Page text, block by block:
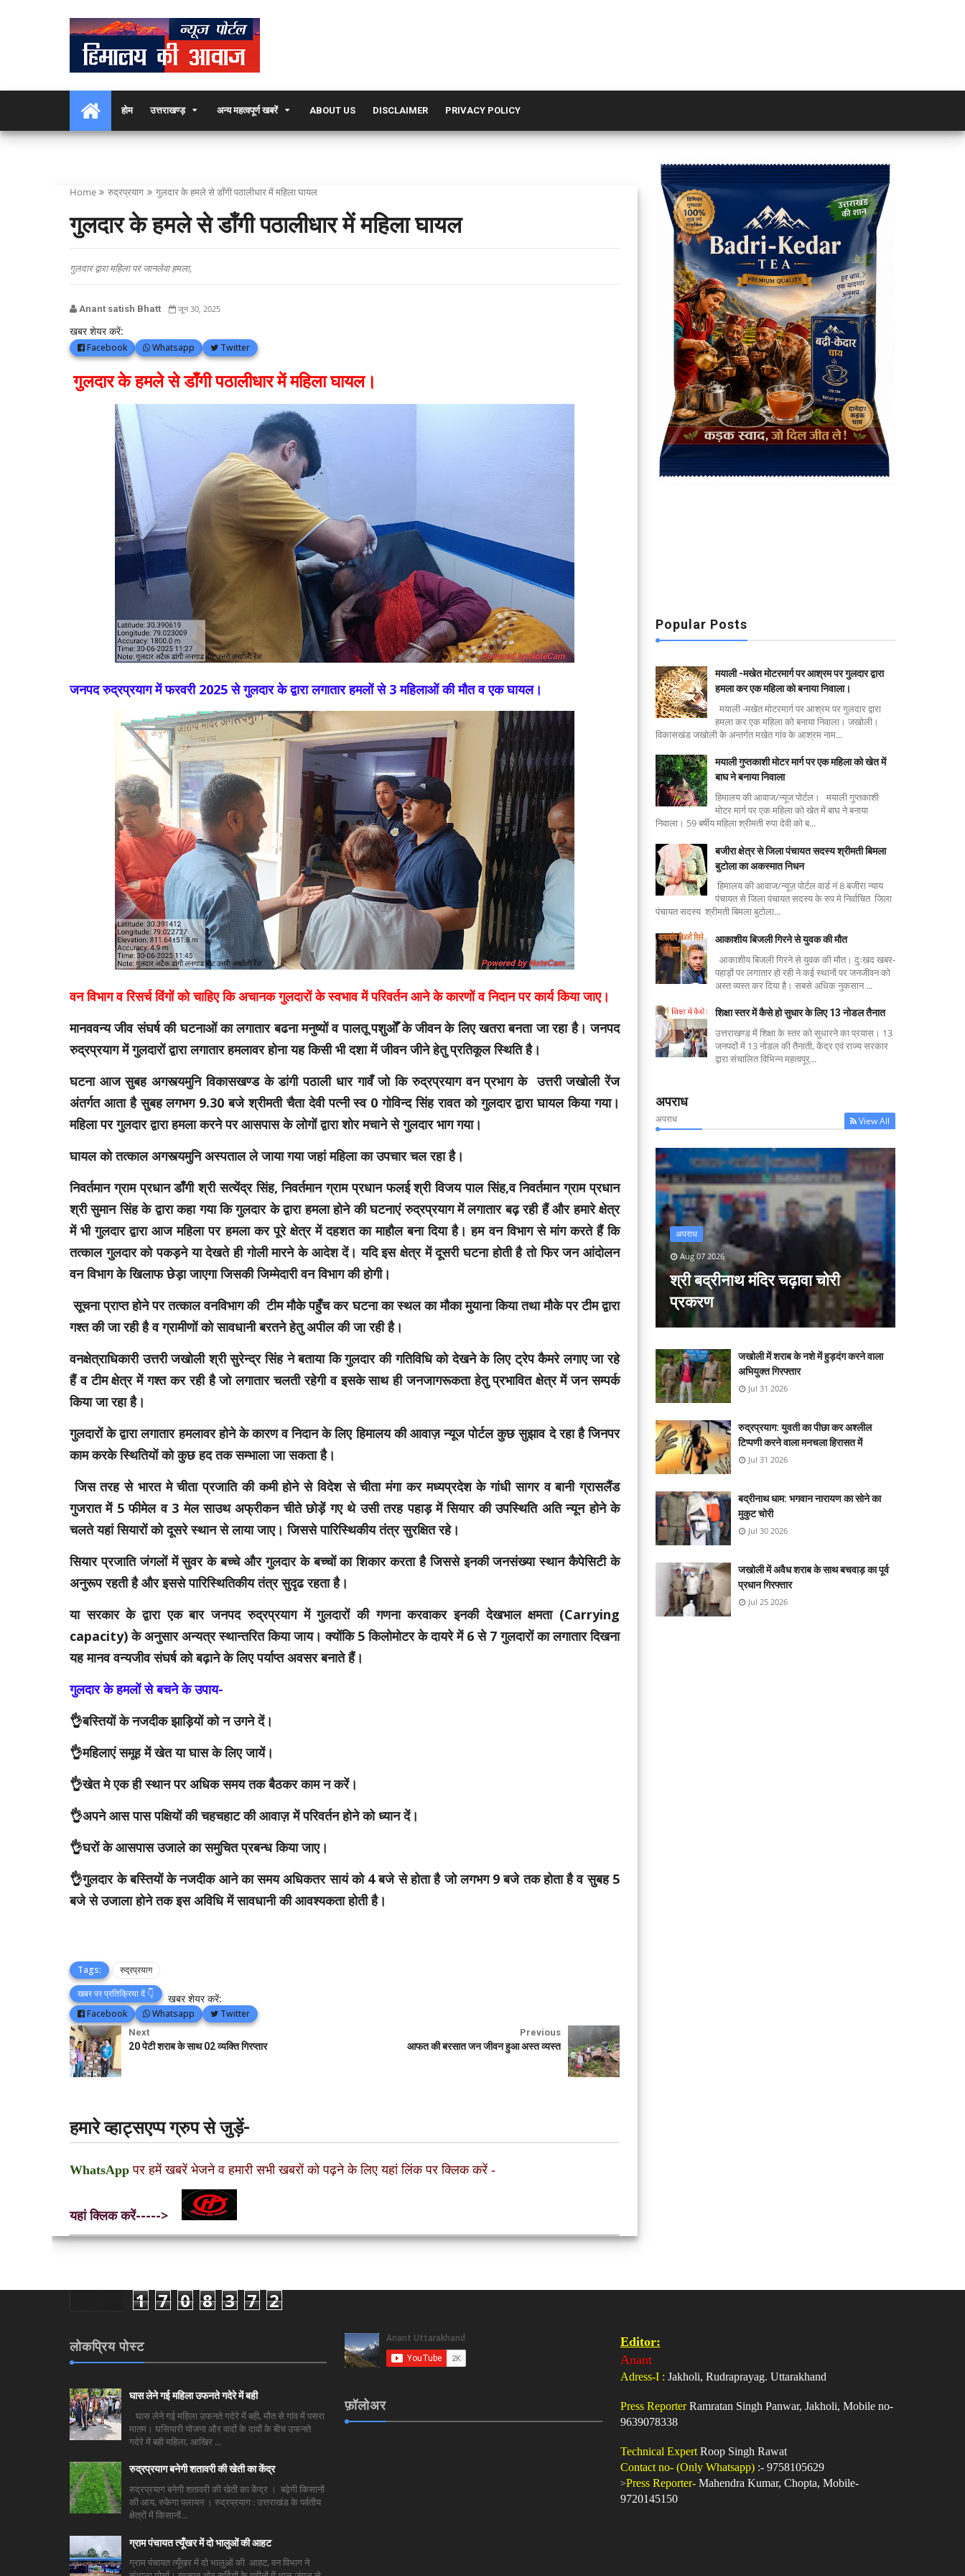
होम उत्तराखण्ड़ अन्य महत्वपूर्ण खबरें ABOUT US DISCLAIMER PRIVACY POLICY
Home रुद्रप्रयाग गुलदार के हमले से डाँगी पठालीधार में महिला घायल
गुलदार के हमले से डाँगी पठालीधार में महिला घायल
गुलदार द्वारा महिला पर जानलेवा हमला,
Anant satish Bhatt जून 30, 2025
खबर शेयर करें:
Facebook Whatsapp Twitter
गुलदार के हमले से डाँगी पठालीधार में महिला घायल।
जनपद रुद्रप्रयाग में फरवरी 2025 से गुलदार के द्वारा लगातार हमलों से 3 महिलाओं की मौत व एक घायल।
वन विभाग व रिसर्च विंगों को चाहिए कि अचानक गुलदारों के स्वभाव में परिवर्तन आने के कारणों व निदान पर कार्य किया जाए।
मानववन्य जीव संघर्ष की घटनाओं का लगातार बढना मनुष्यों व पालतू पशुओँ के जीवन के लिए खतरा बनता जा रहा है। जनपद
रुद्रप्रयाग में गुलदारों द्वारा लगातार हमलावर होना यह किसी भी दशा में जीवन जीने हेतु प्रतिकूल स्थिति है।
घटना आज सुबह अगस्त्यमुनि विकासखण्ड के डांगी पठाली धार गावँ जो कि रुद्रप्रयाग वन प्रभाग के उत्तरी जखोली रेंज
अंतर्गत आता है सुबह लगभग 9.30 बजे श्रीमती चैता देवी पत्नी स्व 0 गोविन्द सिंह रावत को गुलदार द्वारा घायल किया गया।
महिला पर गुलदार द्वारा हमला करने पर आसपास के लोगों द्वारा शोर मचाने से गुलदार भाग गया।
घायल को तत्काल अगस्त्यमुनि अस्पताल ले जाया गया जहां महिला का उपचार चल रहा है।
निवर्तमान ग्राम प्रधान डाँगी श्री सत्येंद्र सिंह, निवर्तमान ग्राम प्रधान फलई श्री विजय पाल सिंह,व निवर्तमान ग्राम प्रधान
श्री सुमान सिंह के द्वारा कहा गया कि गुलदार के द्वारा हमला होने की घटनाएं रुद्रप्रयाग में लगातार बढ़ रही हैं और हमारे क्षेत्र
में भी गुलदार द्वारा आज महिला पर हमला कर पूरे क्षेत्र में दहशत का माहौल बना दिया है। हम वन विभाग से मांग करते हैं कि
तत्काल गुलदार को पकड़ने या देखते ही गोली मारने के आदेश दें। यदि इस क्षेत्र में दूसरी घटना होती है तो फिर जन आंदोलन
वन विभाग के खिलाफ छेड़ा जाएगा जिसकी जिम्मेदारी वन विभाग की होगी।
सूचना प्राप्त होने पर तत्काल वनविभाग की टीम मौके पहुँच कर घटना का स्थल का मौका मुयाना किया तथा मौके पर टीम द्वारा
गश्त की जा रही है व ग्रामीणों को सावधानी बरतने हेतु अपील की जा रही है।
वनक्षेत्राधिकारी उत्तरी जखोली श्री सुरेन्द्र सिंह ने बताया कि गुलदार की गतिविधि को देखने के लिए ट्रेप कैमरे लगाए जा रहे
हैं व टीम क्षेत्र में गश्त कर रही है जो लगातार चलती रहेगी व इसके साथ ही जनजागरूकता हेतु प्रभावित क्षेत्र में जन सम्पर्क
किया जा रहा है।
गुलदारों के द्वारा लगातार हमलावर होने के कारण व निदान के लिए हिमालय की आवाज़ न्यूज पोर्टल कुछ सुझाव दे रहा है जिनपर
काम करके स्थितियों को कुछ हद तक सम्भाला जा सकता है।
जिस तरह से भारत मे चीता प्रजाति की कमी होने से विदेश से चीता मंगा कर मध्यप्रदेश के गांधी सागर व बानी ग्रासलैंड
गुजरात में 5 फीमेल व 3 मेल साउथ अफ्रीकन चीते छोड़ें गए थे उसी तरह पहाड़ में सियार की उपस्थिति अति न्यून होने के
चलते यहां सियारों को दूसरे स्थान से लाया जाए। जिससे पारिस्थिकीय तंत्र सुरक्षित रहे।
सियार प्रजाति जंगलों में सुवर के बच्चे और गुलदार के बच्चों का शिकार करता है जिससे इनकी जनसंख्या स्थान कैपेसिटी के
अनुरूप रहती है और इससे पारिस्थितिकीय तंत्र सुदृढ रहता है।
या सरकार के द्वारा एक बार जनपद रुद्रप्रयाग में गुलदारों की गणना करवाकर इनकी देखभाल क्षमता (Carrying
capacity) के अनुसार अन्यत्र स्थान्तरित किया जाय। क्योंकि 5 किलोमोटर के दायरे में 6 से 7 गुलदारों का लगातार दिखना
यह मानव वन्यजीव संघर्ष को बढ़ाने के लिए पर्याप्त अवसर बनाते हैं।
गुलदार के हमलों से बचने के उपाय-
👌बस्तियों के नजदीक झाड़ियों को न उगने दें।
👌महिलाएं समूह में खेत या घास के लिए जायें।
👌खेत मे एक ही स्थान पर अधिक समय तक बैठकर काम न करें।
👌अपने आस पास पक्षियों की चहचहाट की आवाज़ में परिवर्तन होने को ध्यान दें।
👌घरों के आसपास उजाले का समुचित प्रबन्ध किया जाए।
👌गुलदार के बस्तियों के नजदीक आने का समय अधिकतर सायं को 4 बजे से होता है जो लगभग 9 बजे तक होता है व सुबह 5
बजे से उजाला होने तक इस अविधि में सावधानी की आवश्यकता होती है।
Tags:
रुद्रप्रयाग
खबर पर प्रतिक्रिया दें 👇
खबर शेयर करें:
Facebook Whatsapp Twitter
Next
20 पेटी शराब के साथ 02 व्यक्ति गिरप्तार
Previous
आफत की बरसात जन जीवन हुआ अस्त व्यस्त
हमारे व्हाट्सएप्प ग्रुप से जुड़ें-
WhatsApp पर हमें खबरें भेजने व हमारी सभी खबरों को पढ़ने के लिए यहां लिंक पर क्लिक करें -
यहां क्लिक करें----->
Popular Posts
मयाली -मखेत मोटरमार्ग पर आश्रम पर गुलदार द्वारा
हमला कर एक महिला को बनाया निवाला।
मयाली -मखेत मोटरमार्ग पर आश्रम पर गुलदार द्वारा
हमला कर एक महिला को बनाया निवाला। जखोली।
विकासखंड जखोली के अन्तर्गत मखेत गांव के आश्रम नाम...
मयाली गुप्तकाशी मोटर मार्ग पर एक महिला को खेत में
बाघ ने बनाया निवाला
हिमालय की आवाज/न्यूज पोर्टल। मयाली गुप्तकाशी
मोटर मार्ग पर एक महिला को खेत में बाघ ने बनाया
निवाला। 59 बर्षीय महिला श्रीमती रुपा देवी को ब...
बजीरा क्षेत्र से जिला पंचायत सदस्य श्रीमती बिमला
बुटोला का अकस्मात निधन
हिमालय की आवाज/न्यूज़ पोर्टल वार्ड नं 8 बजीरा न्याय
पंचायत से जिला पंचायत सदस्य के रुप मे निर्वाचित जिला
पंचायत सदस्य श्रीमती बिमला बुटोला...
आकाशीय बिजली गिरने से युवक की मौत
आकाशीय बिजली गिरने से युवक की मौत। दुःखद खबर-
पहाड़ों पर लगातार हो रही ने कई स्थानों पर जनजीवन को
अस्त व्यस्त कर दिया है। सबसे अधिक नुकसान ...
शिक्षा स्तर में कैसे हो सुधार के लिए 13 नोडल तैनात
उत्तराखण्ड में शिक्षा के स्तर को सुधारने का प्रयास। 13
जनपदों में 13 नोडल की तैनाती, केंद्र एवं राज्य सरकार
द्वारा संचालित विभिन्न महत्वपूर्...
अपराध
अपराध View All
अपराध
Aug 07 2026
श्री बद्रीनाथ मंदिर चढ़ावा चोरी
प्रकरण
जखोली में शराब के नशे में हुड़दंग करने वाला
अभियुक्त गिरफ्तार
Jul 31 2026
रुद्रप्रयाग: युवती का पीछा कर अश्लील
टिप्पणी करने वाला मनचला हिरासत में
Jul 31 2026
बद्रीनाथ धाम: भगवान नारायण का सोने का
मुकुट चोरी
Jul 30 2026
जखोली में अवैध शराब के साथ बचवाड़ का पूर्व
प्रधान गिरफ्तार
Jul 25 2026
1 7 0 8 3 7 2
लोकप्रिय पोस्ट
घास लेने गई महिला उफनते गदेरे में बही
घास लेने गई महिला उफनते गदेरे में बही, मौत से गांव में पसरा
मातम। घसियारी योजना और वादों के दावों के बीच उफनते
गदेरे में बही महिला, आखिर ...
रुद्रप्रयाग बनेगी शतावरी की खेती का केंद्र
रुद्रप्रयाग बनेगी शतावरी की खेती का केंद्र । बढ़ेगी किसानों
की आय, रुकेगा पलायन । रुद्रप्रयाग : उत्तराखंड के पर्वतीय
क्षेत्रों में किसानों...
ग्राम पंचायत त्यूँखर में दो भालुओं की आहट
ग्राम पंचायत त्यूँखर में दो भालुओं की आहट, वन विभाग ने
फ़ॉलोअर
Editor:
Anant
Adress-I : Jakholi, Rudraprayag. Uttarakhand
Press ReporterRamratan Singh Panwar, Jakholi, Mobile no-
9639078338
Technical ExpertRoop Singh Rawat
Contact no- (Only Whatsapp) :- 9758105629
>Press Reporter-Mahendra Kumar, Chopta, Mobile-
9720145150